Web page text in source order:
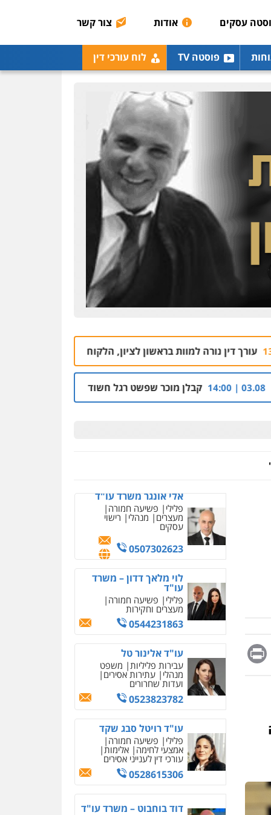
עסקים אודות צור קשר
פוסטה TV לוח עורכי דין
בראשון לציון, הלקוח שחשוד ברצח – נעצר
מוכר שפשט רגל חשוד בהסתרת זכויות בנכסי נדל"ן והברחת
Message
Print
0507120031
עו"ד אייל אביטל
פלילי פשיעה חמורה
מעצרים וחקירות
0544712201
עו"ד בועז קניג
פלילי משפחה כלכלי
0507003001
ויקי שמואל – משרד עו"ד
משפט פלילי
0528959600
קורל קרוז – עורך דין
עו"ד עלי סעדי
פלילי פשיעה חמורה ליווי
0508824984
אלי אונגר משרד עו"ד
פלילי פשיעה חמורה
מעצרים מנהלי רישוי
עסקים
0507302623
לוי מלאך דדון – משרד
עו"ד
פלילי פשיעה חמורה
מעצרים וחקירות
0544231863
עו"ד אלינור טל
עבירות פליליות משפט
מנהלי עתירות אסירים
ועדות שחרורים
0523823782
עו"ד רויטל סבג שקד
פלילי פשיעה חמורה
אמצעי לחימה אלימות
עורכי דין לענייני אסירים
0528615306
דוד בוחבוט – משרד עו"ד